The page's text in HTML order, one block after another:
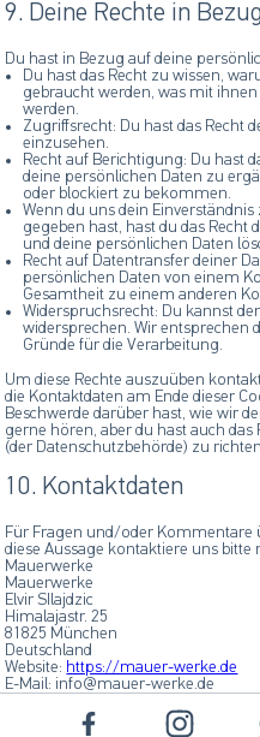
9. Deine Rechte in
Du hast in Bezug auf deine
Du hast das Recht zu wissen,
gebraucht werden, was mit
werden.
Zugriffsrecht: Du hast das Recht
einzusehen.
Recht auf Berichtigung: Du hast
deine persönlichen Daten zu
oder blockiert zu bekommen.
Wenn du uns dein
gegeben hast, hast du das Recht
und deine persönlichen Daten
Recht auf Datentransfer deiner
persönlichen Daten von einem
Gesamtheit zu einem anderen
Widerspruchsrecht: Du kannst
widersprechen. Wir entsprechen
Gründe für die Verarbeitung.
Um diese Rechte auszuüben
die Kontaktdaten am Ende dieser
Beschwerde darüber hast, wie wir
gerne hören, aber du hast auch das
(der Datenschutzbehörde) zu
10. Kontaktdaten
Für Fragen und/oder Kommentare
diese Aussage kontaktiere uns
Mauerwerke
Mauerwerke
Elvir SIlajdzic
Himalajastr. 25
81825 München
Deutschland
Website: https://mauer-werke.de
E-Mail: ed.ekrew-reuam@ofni
Diese Cookie-Richtlinie wurde mit